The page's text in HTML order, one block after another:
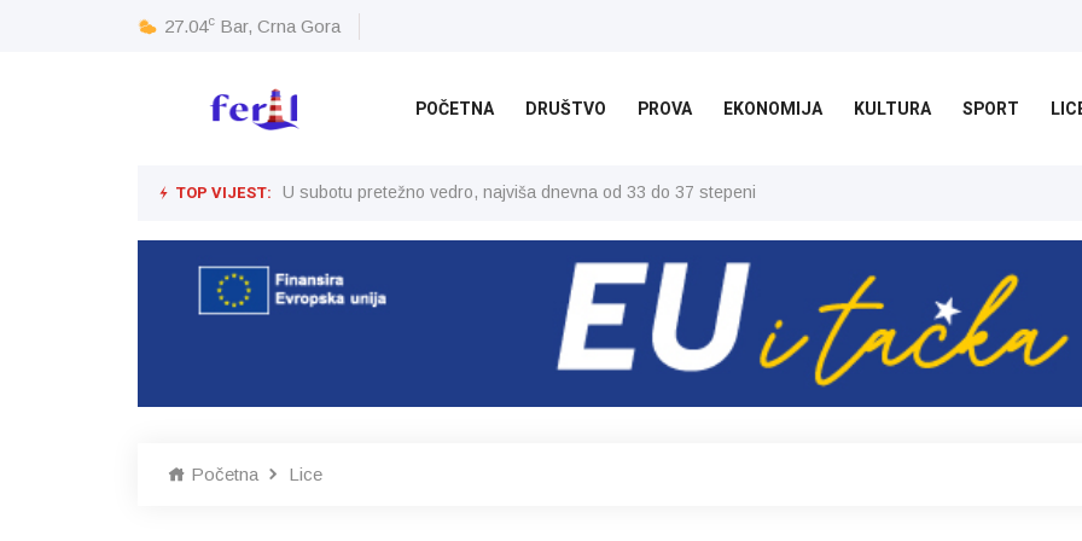
27.04c Bar, Crna Gora
POČETNA DRUŠTVO PROVA EKONOMIJA KULTURA SPORT
TOP VIJEST: U subotu pretežno vedro, najviša dnevna od 33 do 37 stepeni
Početna Lice